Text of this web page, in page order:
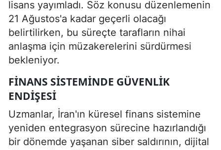
lisans yayımladı. Söz konusu düzenlemenin
21 Ağustos'a kadar geçerli olacağı
belirtilirken, bu süreçte tarafların nihai
anlaşma için müzakerelerini sürdürmesi
bekleniyor.
FINANS SISTEMINDE GÜVENLIK
ENDIŞESI
Uzmanlar, İran'ın küresel finans sistemine
yeniden entegrasyon sürecine hazırlandığı
bir dönemde yaşanan siber saldırının, dijital